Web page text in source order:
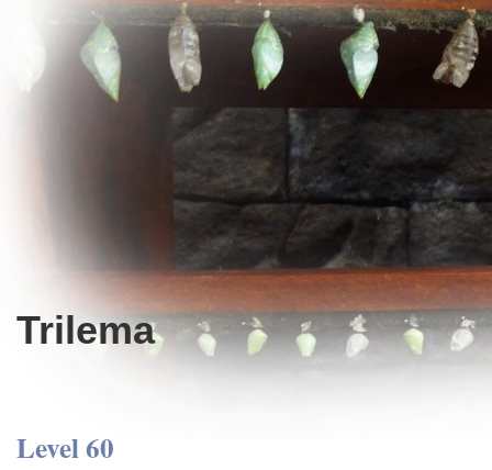
Trilema
Level 60